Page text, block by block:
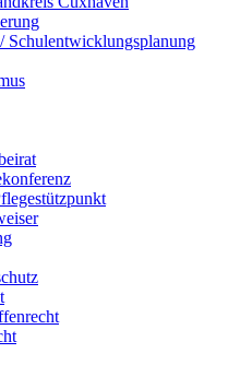
Schulentwicklungsplanung